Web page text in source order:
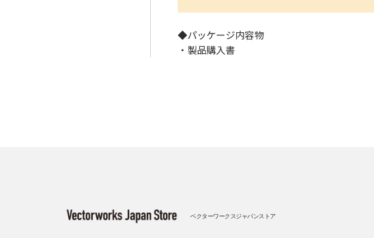
◆パッケージ内容物
・製品購入書
ベクターワークスジャパンストア